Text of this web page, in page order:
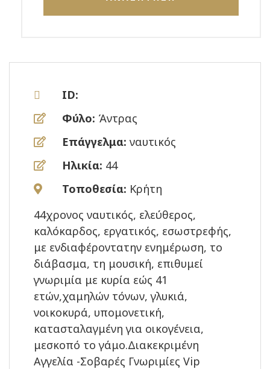
ID:
Φύλο: Άντρας
Επάγγελμα: ναυτικός
Ηλικία: 44
Τοποθεσία: Κρήτη
44χρονος ναυτικός, ελεύθερος,
καλόκαρδος, εργατικός, εσωστρεφής,
με ενδιαφέροντατην ενημέρωση, το
διάβασμα, τη μουσική, επιθυμεί
γνωριμία με κυρία εώς 41
ετών,χαμηλών τόνων, γλυκιά,
νοικοκυρά, υπομονετική,
κατασταλαγμένη για οικογένεια,
μεσκοπό το γάμο.Διακεκριμένη
Αγγελία -Σοβαρές Γνωριμίες Vip